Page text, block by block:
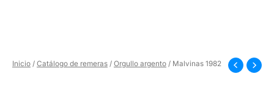
Inicio / Catálogo de remeras / Orgullo argento / Malvinas 1982